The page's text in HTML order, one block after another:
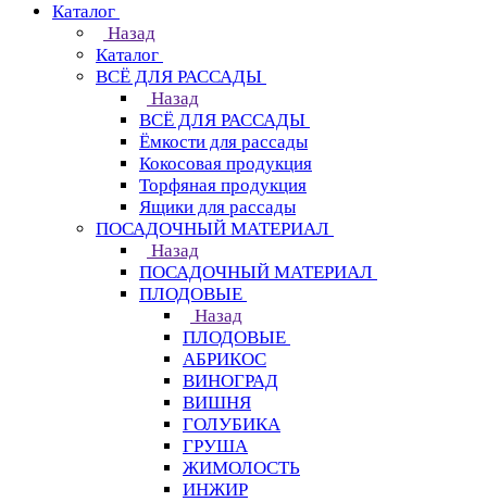
Каталог
Назад
Каталог
ВСЁ ДЛЯ РАССАДЫ
Назад
ВСЁ ДЛЯ РАССАДЫ
Ёмкости для рассады
Кокосовая продукция
Торфяная продукция
Ящики для рассады
ПОСАДОЧНЫЙ МАТЕРИАЛ
Назад
ПОСАДОЧНЫЙ МАТЕРИАЛ
ПЛОДОВЫЕ
Назад
ПЛОДОВЫЕ
АБРИКОС
ВИНОГРАД
ВИШНЯ
ГОЛУБИКА
ГРУША
ЖИМОЛОСТЬ
ИНЖИР